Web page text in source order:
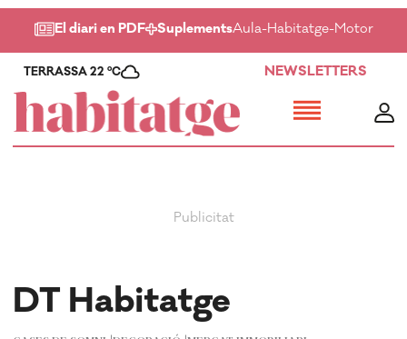
El diari en PDF SuplementsAula-Habitatge-Motor-
TERRASSA 22 ºC NEWSLETTERS
DT Habitatge